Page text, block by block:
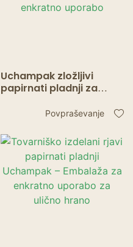
Uchampak zložljivi
papirnati pladnji za
embalaža za hrano za s
uporabo
Povpraševanje